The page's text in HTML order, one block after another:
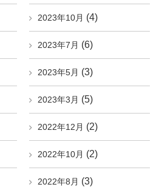
2023年10月 (4)
2023年7月 (6)
2023年5月 (3)
2023年3月 (5)
2022年12月 (2)
2022年10月 (2)
2022年8月 (3)